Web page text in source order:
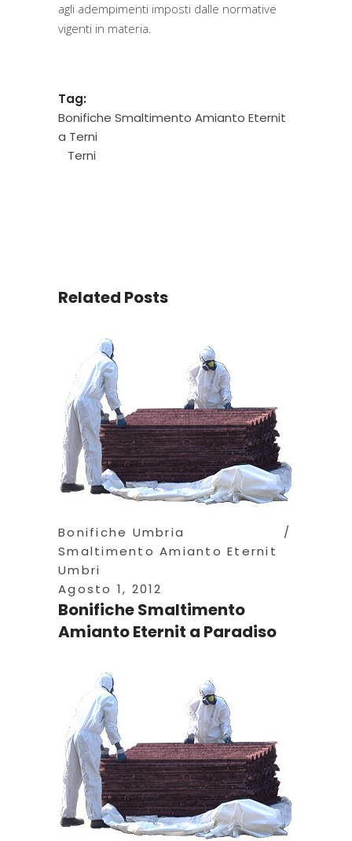
agli adempimenti imposti dalle normative
vigenti in materia.
Tag:
Bonifiche Smaltimento Amianto Eternit
a Terni
Terni
Related Posts
Bonifiche Umbria
Smaltimento Amianto Eternit
Umbri
Agosto 1, 2012
Bonifiche Smaltimento
Amianto Eternit a Paradiso